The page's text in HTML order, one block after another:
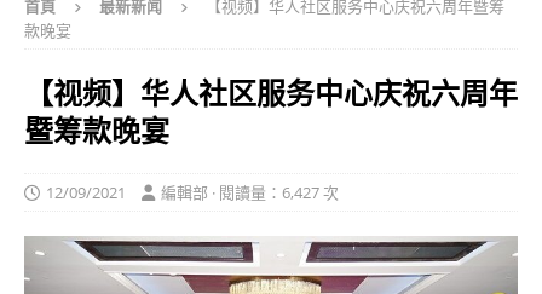
首頁 最新新闻
【视频】华人社区服务中心庆祝六周年暨筹
款晚宴
【视频】华人社区服务中心庆祝六周年
暨筹款晚宴
12/09/2021 編輯部 · 閱讀量：6,427 次